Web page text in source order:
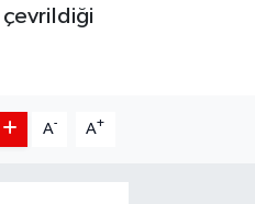
çevrildiği
A- A+